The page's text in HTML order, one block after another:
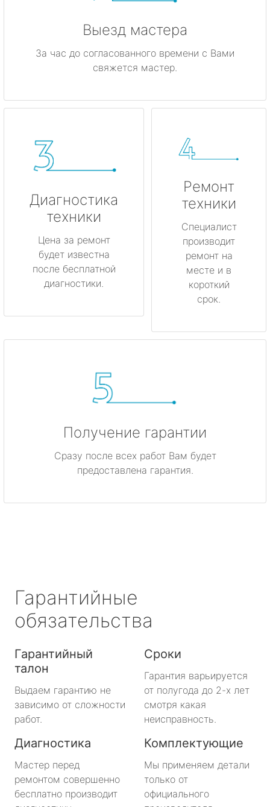
Выезд мастера
За час до согласованного времени с Вами
свяжется мастер.
Диагностика
техники
Цена за ремонт
будет известна
после бесплатной
диагностики.
Ремонт
техники
Специалист
производит
ремонт на
месте и в
короткий
срок.
Получение гарантии
Сразу после всех работ Вам будет
предоставлена гарантия.
Гарантийные
обязательства
Гарантийный
талон
Выдаем гарантию не
зависимо от сложности
работ.
Сроки
Гарантия варьируется
от полугода до 2-х лет
смотря какая
неисправность.
Диагностика
Мастер перед
ремонтом совершенно
бесплатно производит
Комплектующие
Мы применяем детали
только от
официального